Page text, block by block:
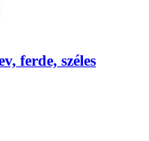
ferde, széles